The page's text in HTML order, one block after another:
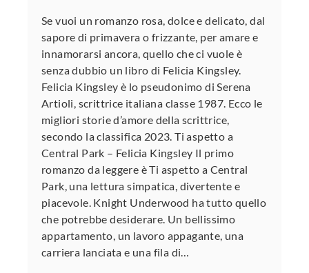
Se vuoi un romanzo rosa, dolce e delicato, dal
sapore di primavera o frizzante, per amare e
innamorarsi ancora, quello che ci vuole è
senza dubbio un libro di Felicia Kingsley.
Felicia Kingsley è lo pseudonimo di Serena
Artioli, scrittrice italiana classe 1987. Ecco le
migliori storie d’amore della scrittrice,
secondo la classifica 2023. Ti aspetto a
Central Park – Felicia Kingsley Il primo
romanzo da leggere è Ti aspetto a Central
Park, una lettura simpatica, divertente e
piacevole. Knight Underwood ha tutto quello
che potrebbe desiderare. Un bellissimo
appartamento, un lavoro appagante, una
carriera lanciata e una fila di…